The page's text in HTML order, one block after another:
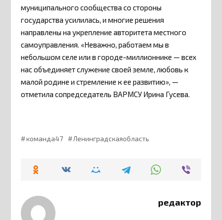
муниципального сообщества со стороны
государства усилилась, и многие решения
направлены на укрепление авторитета местного
самоуправления. «Неважно, работаем мы в
небольшом селе или в городе-миллионнике — всех
нас объединяет служение своей земле, любовь к
малой родине и стремление к ее развитию», —
отметила сопредседатель ВАРМСУ Ирина Гусева.
команда47 Ленинградскаяобласть
редактор